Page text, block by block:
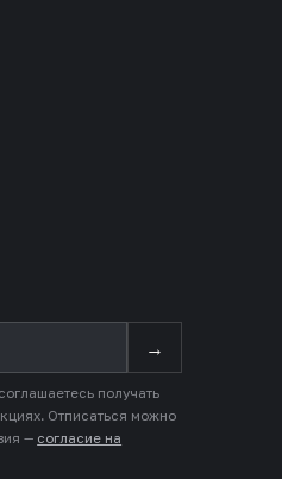
→
получать
Отписаться можно
— согласие на